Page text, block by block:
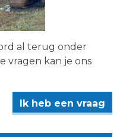
al terug onder
vragen kan je ons
Ik heb een vraag